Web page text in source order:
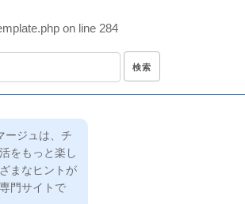
on line 284
ージュは、チ
をもっと楽し
まなヒントが
門サイトで